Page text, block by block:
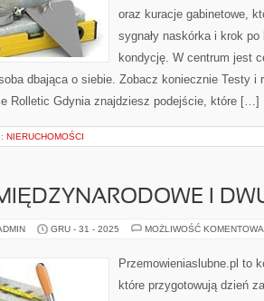
oraz kuracje gabinetowe,
sygnały naskórka i krok
kondycję. W centrum jest
dbająca o siebie. Zobacz koniecznie Testy i
Rolletic Gdynia znajdziesz podejście, które […]
NIERUCHOMOŚCI
I
GRU - 31 - 2025 MOŻLIWOŚĆ
Przemowieniaslubne.pl to
które przygotowują dzień